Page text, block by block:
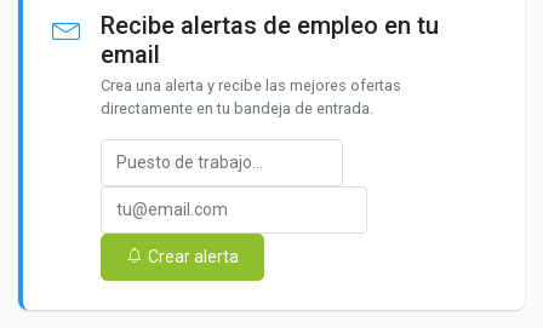
Recibe alertas de empleo en tu
email
Crea una alerta y recibe las mejores ofertas
directamente en tu bandeja de entrada.
Crear alerta